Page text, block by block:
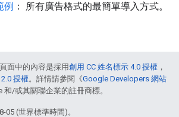
例 ： 所有廣告格式的最簡單導入方式。
面中的內容是採用創用 CC 姓名標示 4.0 授權 ，
授權。詳情請參閱《Google Developers 網站
和/或其關聯企業的註冊商標。
05 (世界標準時間)。